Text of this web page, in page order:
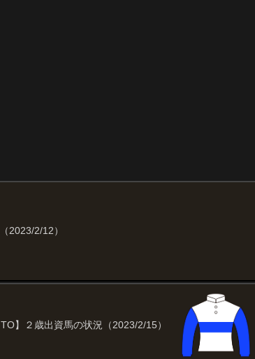
2023/2/12）
TO】２歳出資馬の状況（2023/2/15）